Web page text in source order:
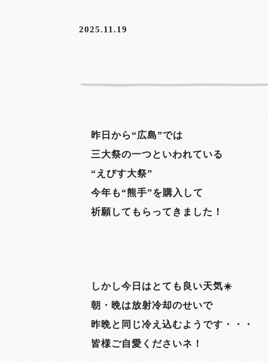
2025.11.19
昨日から“広島”では
三大祭の一つといわれている
“えびす大祭”
今年も“熊手”を購入して
祈願してもらってきました！
しかし今日はとても良い天気☀️
朝・晩は放射冷却のせいで
昨晩と同じ冷え込むようです・・・
皆様ご自愛くださいネ！